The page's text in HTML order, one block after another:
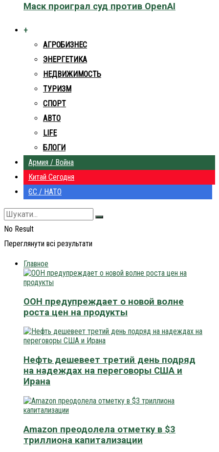
Маск проиграл суд против OpenAI
+
АГРОБИЗНЕС
ЭНЕРГЕТИКА
НЕДВИЖИМОСТЬ
ТУРИЗМ
СПОРТ
АВТО
LIFE
БЛОГИ
Армия / Война
Китай Сегодня
ЄС / НАТО
No Result
Переглянути всі результати
Главное
ООН предупреждает о новой волне
роста цен на продукты
Нефть дешевеет третий день подряд
на надеждах на переговоры США и
Ирана
Amazon преодолела отметку в $3
триллиона капитализации